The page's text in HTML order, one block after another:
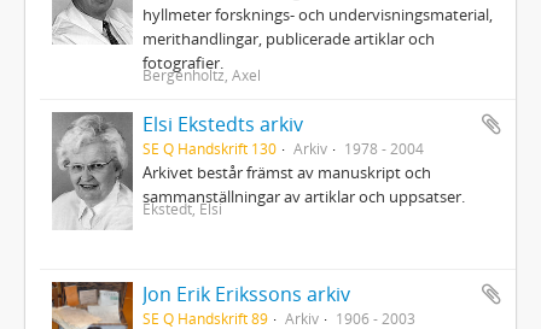
hyllmeter forsknings- och undervisningsmaterial,
merithandlingar, publicerade artiklar och
fotografier.
Bergenholtz, Axel
Elsi Ekstedts arkiv
SE Q Handskrift 130 Arkiv 1978 - 2004
Arkivet består främst av manuskript och
sammanställningar av artiklar och uppsatser.
Ekstedt, Elsi
Jon Erik Erikssons arkiv
SE Q Handskrift 89 Arkiv 1906 - 2003